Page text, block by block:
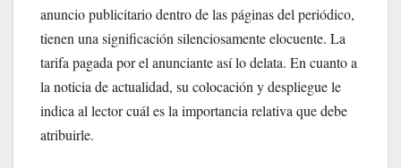
anuncio publicitario dentro de las páginas del periódico,
tienen una significación silenciosamente elocuente. La
tarifa pagada por el anunciante así lo delata. En cuanto a
la noticia de actualidad, su colocación y despliegue le
indica al lector cuál es la importancia relativa que debe
atribuirle.